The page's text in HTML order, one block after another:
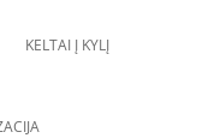
KELTAI Į KYLĮ